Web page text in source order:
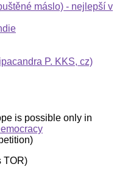
máslo) - nejlepší v
P. KKS, cz)
is possible only in
TOR)